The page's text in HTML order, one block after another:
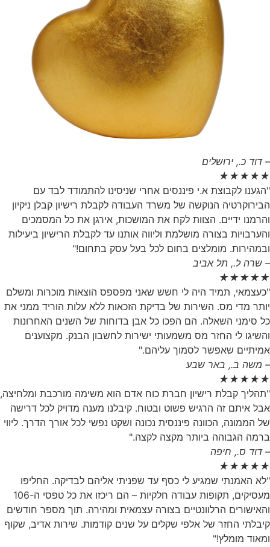
– דוד כ., ירושלים
★
★
★
★
★
"הגענו לקבוצת א.י פיננסים אחרי שניסינו להתמודד לבד עם
הבירוקרטיה הנוקשה של משרד העבודה לקבלת רישיון קבלן ניקיון
והרמנו ידיים. הצוות לקח את המושכות, אירגן את כל המסמכים
והערבויות בצורה מושלמת וליווה אותנו עד לקבלת הרישיון ביעילות
ובמהירות. מומלצים בחום לכל בעל עסק בתחום!"
– שרה ל., תל אביב
★
★
★
★
★
"כעצמאי, תמיד היה לי חשש שאני מפספס הוצאות מוכרות ומשלם
יותר מדי מס. השירות של בדיקת הזכאות ללא עלות הוריד ממני את
כל סימני השאלה. הם הפכו כל אבן בדוחות של השנים האחרונות
והשיגו לי החזר מס משמעותי ישירות לחשבון הבנק. מקצוענים
אמיתיים שאפשר לסמוך עליהם."
– משה ב., באר שבע
★
★
★
★
★
"תהליך קבלת רישיון חברת כוח אדם הוא משימה מורכבת ומלחיצה,
אבל איתם זה הרגיש פשוט ובטוח. קיבלנו מענה מדויק לכל דרישה
של הממונה, הכוונה פיננסית נכונה ושקט נפשי לכל אורך הדרך. ליווי
ברמה הגבוהה ביותר מקצה לקצה."
– דוד ס., חיפה
★
★
★
★
★
"לא האמנתי שמגיע לי כסף עד שפניתי אליהם לבדיקה. החליפו
מעסיקים, תקופות עבודה חלקיות – הם ריכזו את כל טפסי ה-106
והאישורים הרלוונטיים בצורה עצמאית ומהירה. תוך מספר חודשים
קיבלתי החזר של אלפי שקלים על שנים קודמות. שירות אדיב, שקוף
ומאוד מומלץ!"